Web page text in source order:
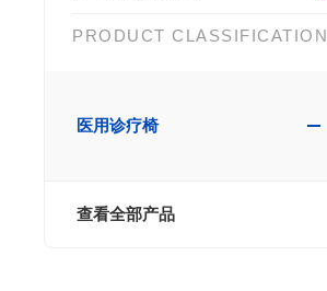
PRODUCT CLASSIFICATION
医用诊疗椅
查看全部产品